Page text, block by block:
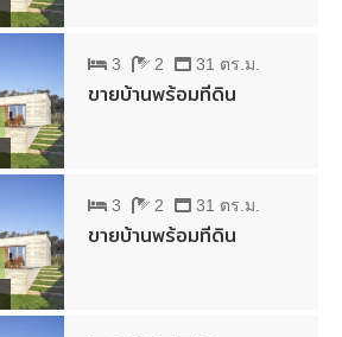
3 2 31 ตร.ม.
ขายบ้านพร้อมที่ดิน
3 2 31 ตร.ม.
ขายบ้านพร้อมที่ดิน